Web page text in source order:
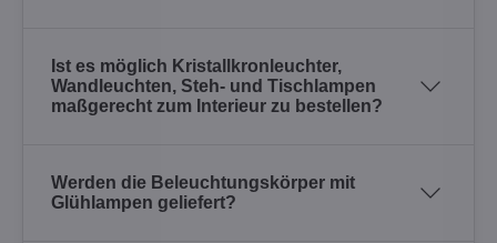
Ist es möglich Kristallkronleuchter,
Wandleuchten, Steh- und Tischlampen
maßgerecht zum Interieur zu bestellen?
Werden die Beleuchtungskörper mit
Glühlampen geliefert?